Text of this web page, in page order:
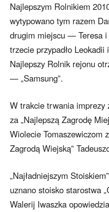
Najlepszym Rolnikiem
wytypowano tym razem
drugim miejscu — Teresa i
trzecie przypadło
Najlepszy Rolnik rejonu
— „Samsung”.
W trakcie trwania imprezy
za „Najlepszą Zagrodę
Wiolecie Tomaszewiczom
Zagrodą Wiejską”
„Najładniejszym
uznano stoisko starostwa
Walerij Iwaszka